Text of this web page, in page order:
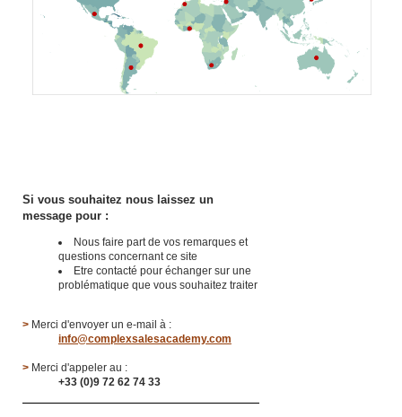
Si vous souhaitez nous laissez un
message pour :
Nous faire part de vos remarques et
questions concernant ce site
Etre contacté pour échanger sur une
problématique que vous souhaitez traiter
>Merci d'envoyer un e-mail à :
info@complexsalesacademy.com
>Merci d'appeler au :
+33 (0)9 72 62 74 33